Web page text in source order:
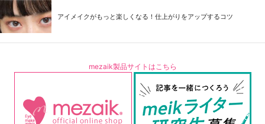
アイメイクがもっと楽しくなる！仕上がりをアップするコツ
mezaik製品サイトはこちら